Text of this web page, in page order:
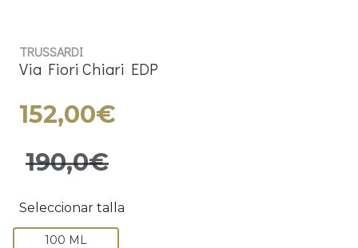
TRUSSARDI
Via Fiori Chiari EDP
152,00€
190,0€
Seleccionar talla
100 ML